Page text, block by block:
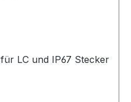
Telegärtner: Crimpeinsatz, für LC und IP67 Stecker